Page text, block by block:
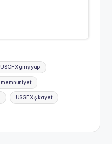
USGFX giriş yap
memnuniyet
USGFX şikayet